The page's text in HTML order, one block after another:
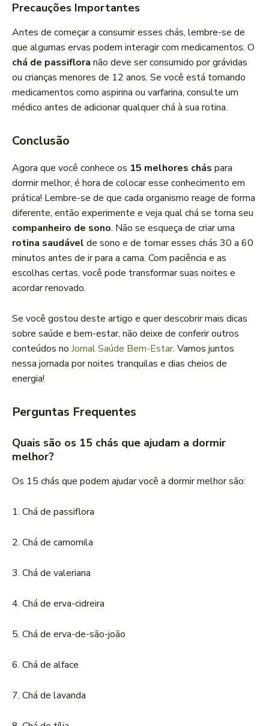
Precauções Importantes
Antes de começar a consumir esses chás, lembre-se de
que algumas ervas podem interagir com medicamentos. O
chá de passiflora não deve ser consumido por grávidas
ou crianças menores de 12 anos. Se você está tomando
medicamentos como aspirina ou varfarina, consulte um
médico antes de adicionar qualquer chá à sua rotina.
Conclusão
Agora que você conhece os 15 melhores chás para
dormir melhor, é hora de colocar esse conhecimento em
prática! Lembre-se de que cada organismo reage de forma
diferente, então experimente e veja qual chá se torna seu
companheiro de sono. Não se esqueça de criar uma
rotina saudável de sono e de tomar esses chás 30 a 60
minutos antes de ir para a cama. Com paciência e as
escolhas certas, você pode transformar suas noites e
acordar renovado.
Se você gostou deste artigo e quer descobrir mais dicas
sobre saúde e bem-estar, não deixe de conferir outros
conteúdos no Jornal Saúde Bem-Estar. Vamos juntos
nessa jornada por noites tranquilas e dias cheios de
energia!
Perguntas Frequentes
Quais são os 15 chás que ajudam a dormir
melhor?
Os 15 chás que podem ajudar você a dormir melhor são:
1. Chá de passiflora
2. Chá de camomila
3. Chá de valeriana
4. Chá de erva-cidreira
5. Chá de erva-de-são-joão
6. Chá de alface
7. Chá de lavanda